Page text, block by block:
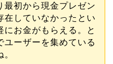
最初から現金プレゼン
在していなかったとい
にお金がもらえる。と
ユーザーを集めている